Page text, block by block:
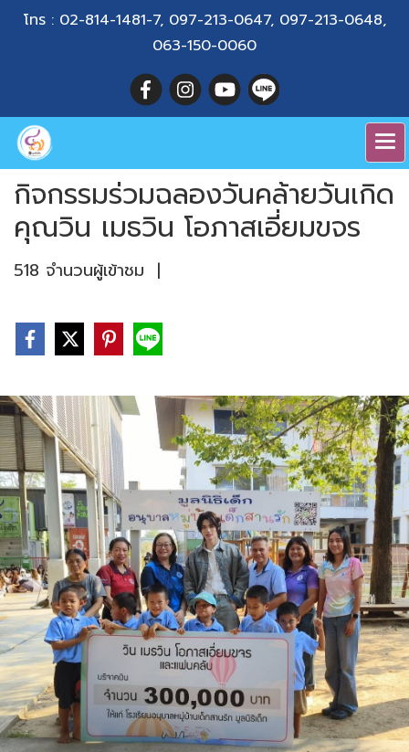
โทร : 02-814-1481-7, 097-213-0647, 097-213-0648,
063-150-0060
กิจกรรมร่วมฉลองวันคล้ายวันเกิด
คุณวิน เมธวิน โอภาสเอี่ยมขจร
518 จำนวนผู้เข้าชม |